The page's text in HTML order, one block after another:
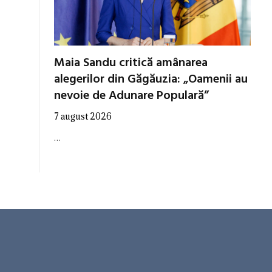
Maia Sandu critică amânarea
alegerilor din Găgăuzia: „Oamenii au
nevoie de Adunare Populară”
7 august 2026
…